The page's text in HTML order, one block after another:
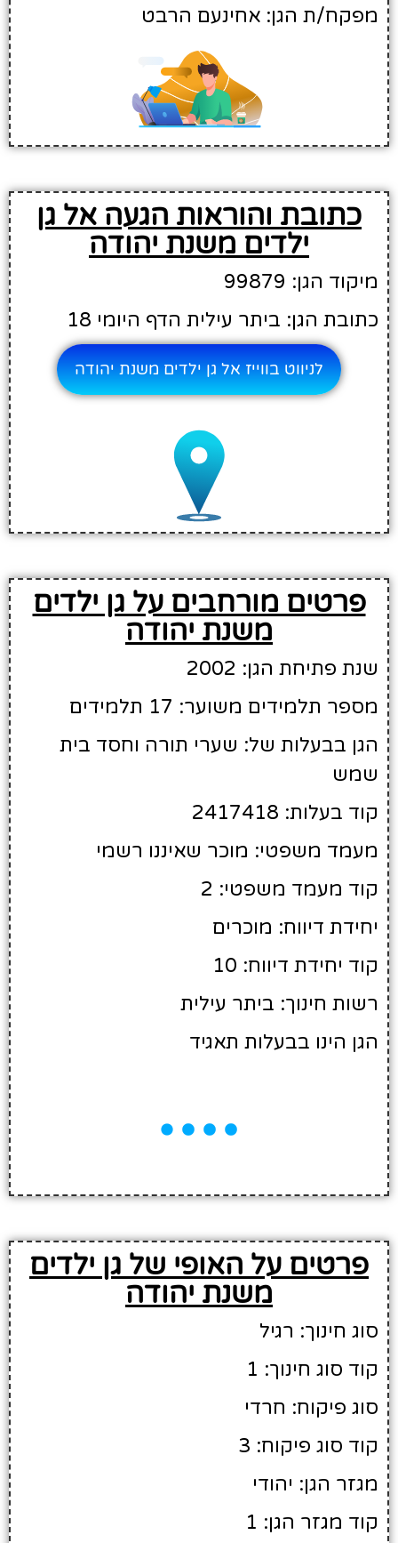
מפקח/ת הגן: אחינעם הרבט
כתובת והוראות הגעה אל גן
ילדים משנת יהודה
מיקוד הגן: 99879
כתובת הגן: ביתר עילית הדף היומי 18
לניווט בווייז אל גן ילדים משנת יהודה
פרטים מורחבים על גן ילדים
משנת יהודה
שנת פתיחת הגן: 2002
מספר תלמידים משוער: 17 תלמידים
הגן בבעלות של: שערי תורה וחסד בית
שמש
קוד בעלות: 2417418
מעמד משפטי: מוכר שאיננו רשמי
קוד מעמד משפטי: 2
יחידת דיווח: מוכרים
קוד יחידת דיווח: 10
רשות חינוך: ביתר עילית
הגן הינו בבעלות תאגיד
פרטים על האופי של גן ילדים
משנת יהודה
סוג חינוך: רגיל
קוד סוג חינוך: 1
סוג פיקוח: חרדי
קוד סוג פיקוח: 3
מגזר הגן: יהודי
קוד מגזר הגן: 1